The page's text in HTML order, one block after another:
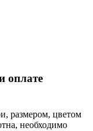
оплате
размером, цветом
необходимо